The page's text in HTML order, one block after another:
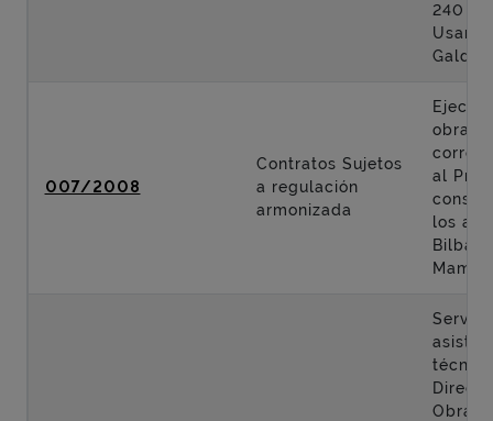
240 en
007/2008
Contratos Sujetos
a regulación
armonizada
obras
al
los
Bilbao
Mamés
Obra y